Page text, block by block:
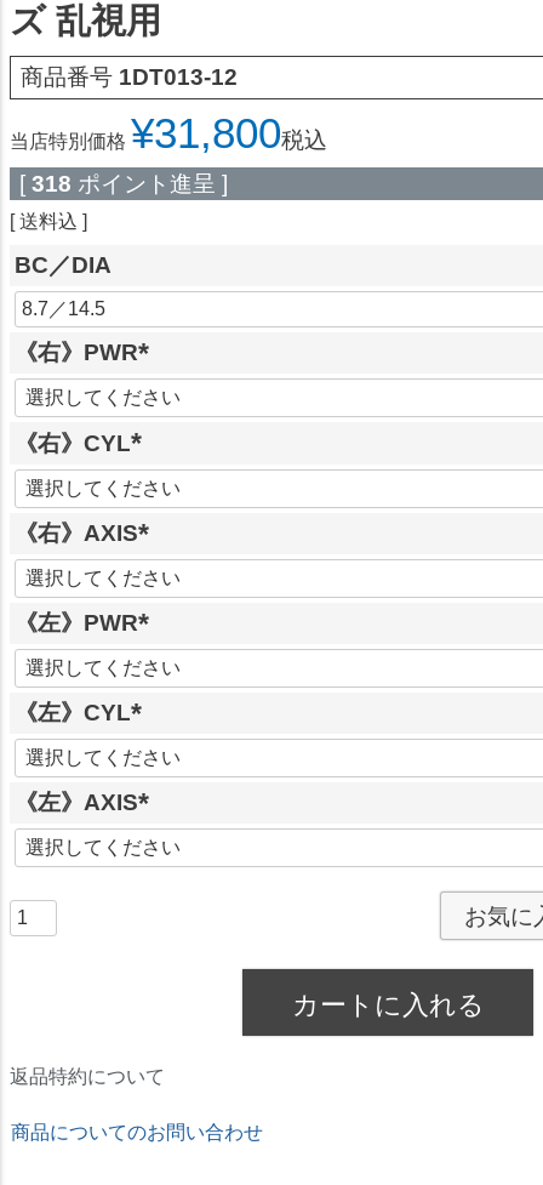
ズ 乱視用
商品番号 1DT013-12
当店特別価格 ¥31,800税込
[ 318 ポイント進呈 ]
送料込
BC／DIA
《右》PWR
(
必
須
)
《右》CYL
(
必
須
)
《右》AXIS
(
必
須
)
《左》PWR
(
必
須
)
《左》CYL
(
必
須
)
《左》AXIS
(
必
お気に
カートに入れる
返品特約について
商品についてのお問い合わせ